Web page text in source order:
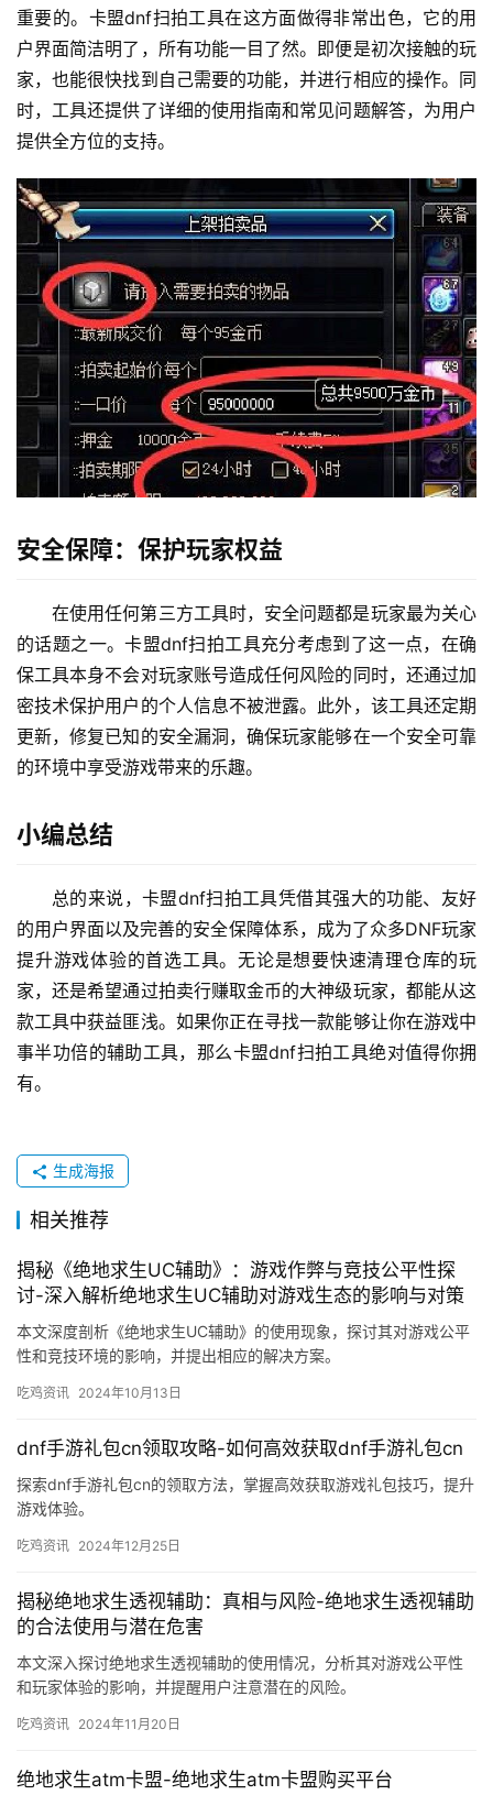
重要的。卡盟dnf扫拍工具在这方面做得非常出色，它的用
户界面简洁明了，所有功能一目了然。即便是初次接触的玩
家，也能很快找到自己需要的功能，并进行相应的操作。同
时，工具还提供了详细的使用指南和常见问题解答，为用户
提供全方位的支持。
安全保障：保护玩家权益
在使用任何第三方工具时，安全问题都是玩家最为关心
的话题之一。卡盟dnf扫拍工具充分考虑到了这一点，在确
保工具本身不会对玩家账号造成任何风险的同时，还通过加
密技术保护用户的个人信息不被泄露。此外，该工具还定期
更新，修复已知的安全漏洞，确保玩家能够在一个安全可靠
的环境中享受游戏带来的乐趣。
小编总结
总的来说，卡盟dnf扫拍工具凭借其强大的功能、友好
的用户界面以及完善的安全保障体系，成为了众多DNF玩家
提升游戏体验的首选工具。无论是想要快速清理仓库的玩
家，还是希望通过拍卖行赚取金币的大神级玩家，都能从这
款工具中获益匪浅。如果你正在寻找一款能够让你在游戏中
事半功倍的辅助工具，那么卡盟dnf扫拍工具绝对值得你拥
有。
生成海报
相关推荐
揭秘《绝地求生UC辅助》：游戏作弊与竞技公平性探
讨-深入解析绝地求生UC辅助对游戏生态的影响与对策
本文深度剖析《绝地求生UC辅助》的使用现象，探讨其对游戏公平
性和竞技环境的影响，并提出相应的解决方案。
吃鸡资讯 2024年10月13日
dnf手游礼包cn领取攻略-如何高效获取dnf手游礼包cn
探索dnf手游礼包cn的领取方法，掌握高效获取游戏礼包技巧，提升
游戏体验。
吃鸡资讯 2024年12月25日
揭秘绝地求生透视辅助：真相与风险-绝地求生透视辅助
的合法使用与潜在危害
本文深入探讨绝地求生透视辅助的使用情况，分析其对游戏公平性
和玩家体验的影响，并提醒用户注意潜在的风险。
吃鸡资讯 2024年11月20日
绝地求生atm卡盟-绝地求生atm卡盟购买平台